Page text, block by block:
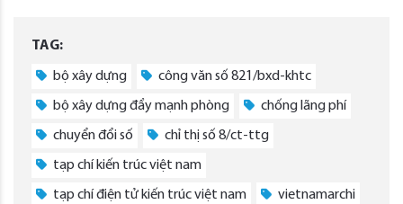
TAG:
bộ xây dựng công văn số 821/bxd-khtc
bộ xây dựng đẩy mạnh phòng chống lãng phí
chuyển đổi số chỉ thị số 8/ct-ttg
tạp chí kiến trúc việt nam
tạp chí điện tử kiến trúc việt nam vietnamarchi